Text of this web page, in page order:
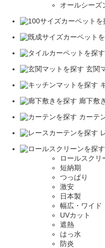
オールシーズ
玄関
廊下敷き
カーテ
ロールスクリ
短納期
つっぱり
激安
日本製
幅広・ワイド
UVカット
遮熱
はっ水
防炎